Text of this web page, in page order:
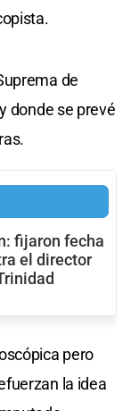
de
donde se prevé
fijaron fecha
el director
pero
la idea